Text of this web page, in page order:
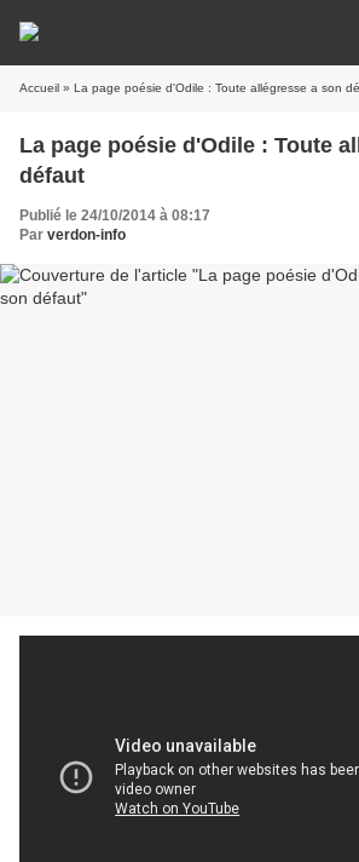
Accueil » La page poésie d'Odile : Toute allégresse a son
La page poésie d'Odile : Toute allégresse a son
défaut
Publié le 24/10/2014 à 08:17
Par verdon-info